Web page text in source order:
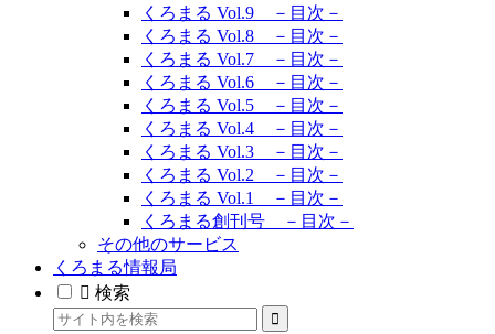
くろまる Vol.9 －目次－
くろまる Vol.8 －目次－
くろまる Vol.7 －目次－
くろまる Vol.6 －目次－
くろまる Vol.5 －目次－
くろまる Vol.4 －目次－
くろまる Vol.3 －目次－
くろまる Vol.2 －目次－
くろまる Vol.1 －目次－
くろまる創刊号 －目次－
その他のサービス
くろまる情報局
検索